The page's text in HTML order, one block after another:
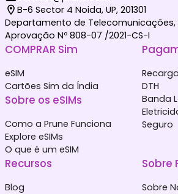
B-6 Sector 4 Noida, UP, 201301
Departamento de Telecomunicações,
Aprovação Nº 808-07 /2021-CS-I
COMPRAR Sim
eSIM
Cartões Sim da Índia
Sobre os eSIMs
Como a Prune Funciona
Explore eSIMs
O que é um eSIM
DTH
Banda
Seguro
Recursos
Blog
Sobre
Sobre